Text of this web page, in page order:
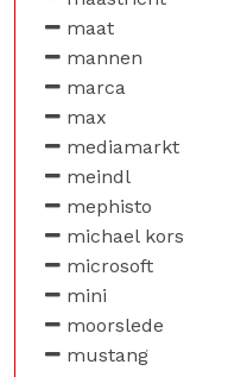
maat
mannen
marca
max
mediamarkt
meindl
mephisto
michael kors
microsoft
mini
moorslede
mustang